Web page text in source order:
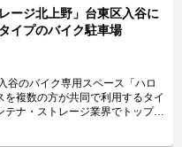
ージ北上野」台東区入谷に
イプのバイク駐車場
複数の方が共同で利用するタイ
ナ・ストレージ業界でトップレ
しているエリアリンク株式会
している「ハローバイクガレー